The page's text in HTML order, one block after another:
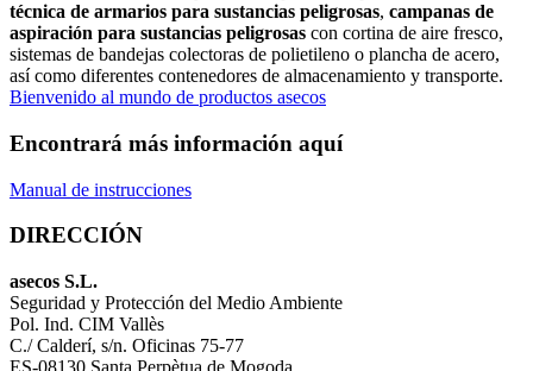
técnica de armarios para sustancias peligrosas, campanas de
aspiración para sustancias peligrosas con cortina de aire fresco,
sistemas de bandejas colectoras de polietileno o plancha de acero,
así como diferentes contenedores de almacenamiento y transporte.
Bienvenido al mundo de productos asecos
Encontrará más información aquí
Manual de instrucciones
DIRECCIÓN
asecos S.L.
Seguridad y Protección del Medio Ambiente
Pol. Ind. CIM Vallès
C./ Calderí, s/n. Oficinas 75-77